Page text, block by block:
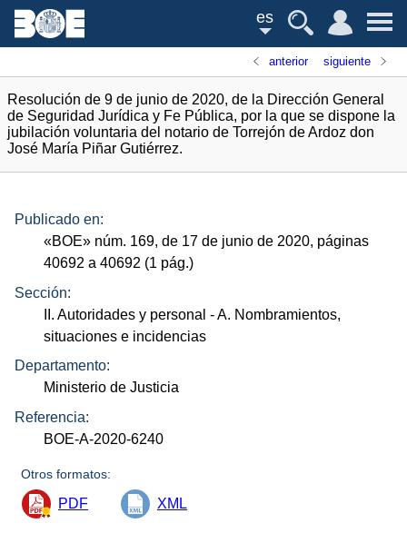
es
anterior siguiente
Resolución de 9 de junio de 2020, de la Dirección General
de Seguridad Jurídica y Fe Pública, por la que se dispone la
jubilación voluntaria del notario de Torrejón de Ardoz don
José María Piñar Gutiérrez.
Publicado en:
«BOE» núm. 169, de 17 de junio de 2020, páginas
40692 a 40692 (1 pág.)
Sección:
II. Autoridades y personal - A. Nombramientos,
situaciones e incidencias
Departamento:
Ministerio de Justicia
Referencia:
BOE-A-2020-6240
Otros formatos:
PDF XML